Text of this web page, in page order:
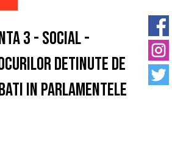
3 - Social -
detinute de
in parlamentele